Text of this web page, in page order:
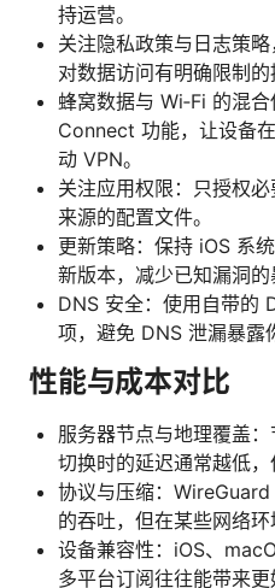
持运营。
关注隐私政策与日志策
对数据访问有明确限制的
蜂窝数据与 Wi‑Fi 的混
Connect 功能，让设备
动 VPN。
关注应用权限：只授权
来源的配置文件。
更新策略：保持 iOS 系
新版本，减少已知漏洞的
DNS 安全：使用自带的
项，避免 DNS 泄漏暴露
性能与成本对比
服务器节点与地理覆盖：
切换时的延迟通常越低，
协议与压缩：
的吞吐，但在某些网络环
设备兼容性：iOS、
多平台订阅往往能带来更